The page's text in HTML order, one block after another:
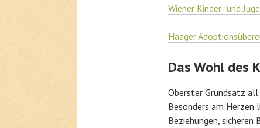
Wiener Kinder- und
Haager
Das Wohl des
Oberster Grundsatz
Besonders am Herzen
Beziehungen, sicheren